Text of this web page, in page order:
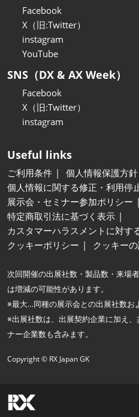
Facebook
X（旧:Twitter）
instagram
YouTube
SNS（DX & AX Week）
Facebook
X（旧:Twitter）
instagram
Useful links
ご利用条件
個人情報保護方針
個人情報に関する修正・利用停
展示会・セミナー参加ポリシー
特定商取引法に基づく表示
カスタマーハラスメントに対す
クッキーポリシー
クッキー
次回開催の出展社数・製品数・来場
は増減の可能性があります。
※最大…同種の展示会との出展社数お
※出展社数は、出展契約企業に加え
ナー企業数も含みます。
Copyright © RX Japan GK